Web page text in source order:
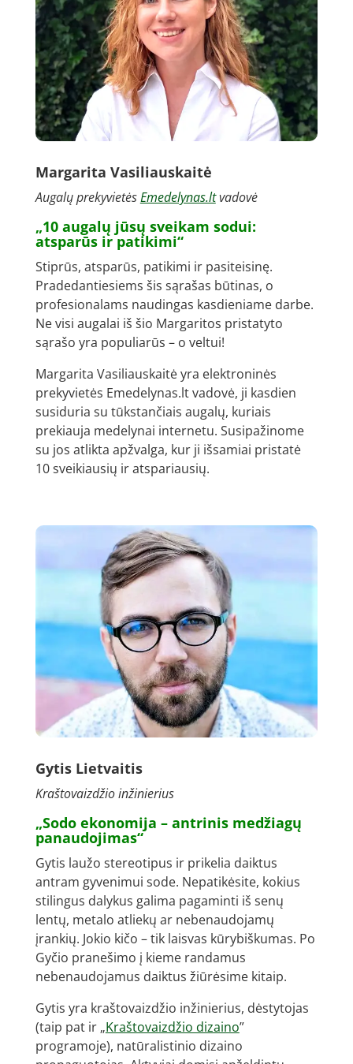
Margarita Vasiliauskaitė
Augalų prekyvietėsEmedelynas.ltvadovė
„10 augalų jūsų sveikam sodui:
atsparūs ir patikimi“
Stiprūs, atsparūs, patikimi ir pasiteisinę.
Pradedantiesiems šis sąrašas būtinas, o
profesionalams naudingas kasdieniame darbe.
Ne visi augalai iš šio Margaritos pristatyto
sąrašo yra populiarūs – o veltui!
Margarita Vasiliauskaitė yra elektroninės
prekyvietės Emedelynas.lt vadovė, ji kasdien
susiduria su tūkstančiais augalų, kuriais
prekiauja medelynai internetu. Susipažinome
su jos atlikta apžvalga, kur ji išsamiai pristatė
10 sveikiausių ir atspariausių.
Gytis Lietvaitis
Kraštovaizdžio inžinierius
„Sodo ekonomija – antrinis medžiagų
panaudojimas“
Gytis laužo stereotipus ir prikelia daiktus
antram gyvenimui sode. Nepatikėsite, kokius
stilingus dalykus galima pagaminti iš senų
lentų, metalo atliekų ar nebenaudojamų
įrankių. Jokio kičo – tik laisvas kūrybiškumas. Po
Gyčio pranešimo į kieme randamus
nebenaudojamus daiktus žiūrėsime kitaip.
Gytis yra kraštovaizdžio inžinierius, dėstytojas
(taip pat ir „Kraštovaizdžio dizaino”
programoje), natūralistinio dizaino